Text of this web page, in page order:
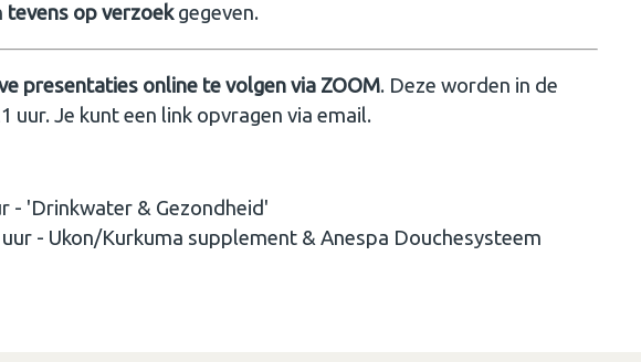
tevens op verzoekgegeven.
presentaties online te volgen via ZOOM. Deze worden in de
uur. Je kunt een link opvragen via email.
- 'Drinkwater & Gezondheid'
- Ukon/Kurkuma supplement & Anespa Douchesysteem